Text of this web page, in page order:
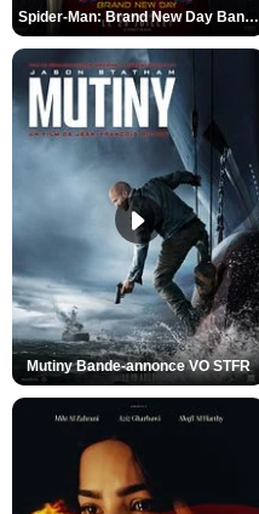
Spider-Man: Brand New Day Bande-annonce VO STFR
Mutiny Bande-annonce VO STFR